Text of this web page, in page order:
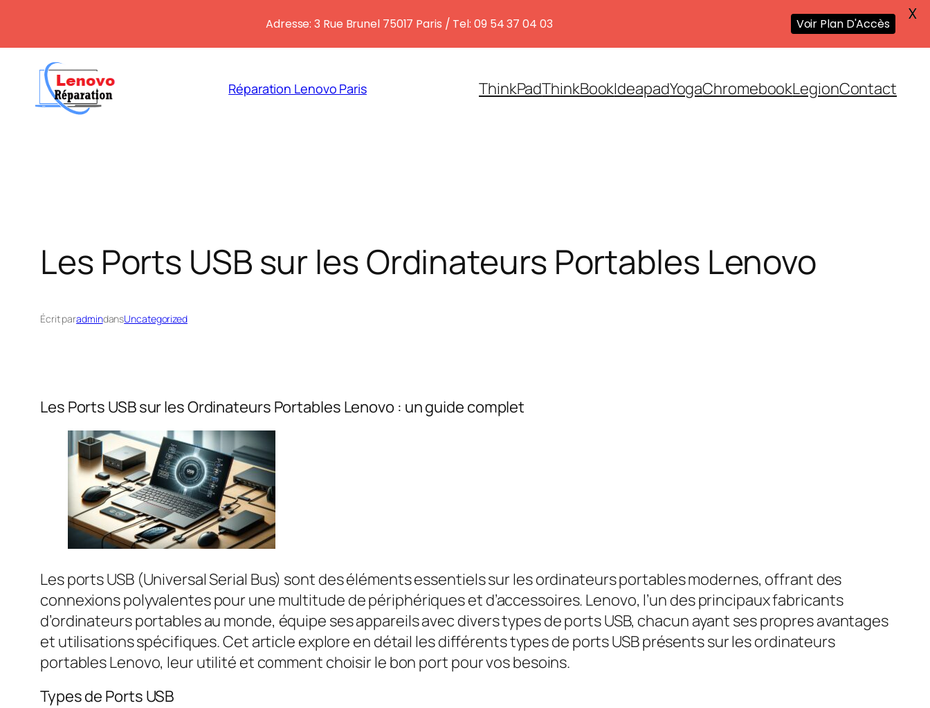
contenu
Réparation Lenovo Paris ThinkPadThinkBookIdeapadYogaChromebookLegionContact
Les Ports USB sur les Ordinateurs Portables Lenovo
Écrit paradmindansUncategorized
Les Ports USB sur les Ordinateurs Portables Lenovo : un guide complet
Les ports USB (Universal Serial Bus) sont des éléments essentiels sur les ordinateurs portables modernes, offrant des
connexions polyvalentes pour une multitude de périphériques et d’accessoires. Lenovo, l’un des principaux fabricants
d’ordinateurs portables au monde, équipe ses appareils avec divers types de ports USB, chacun ayant ses propres avantages
et utilisations spécifiques. Cet article explore en détail les différents types de ports USB présents sur les ordinateurs
portables Lenovo, leur utilité et comment choisir le bon port pour vos besoins.
Types de Ports USB
Adresse: 3 Rue Brunel 75017 Paris / Tel: 09 54 37 04 03 Voir Plan D'Accès X